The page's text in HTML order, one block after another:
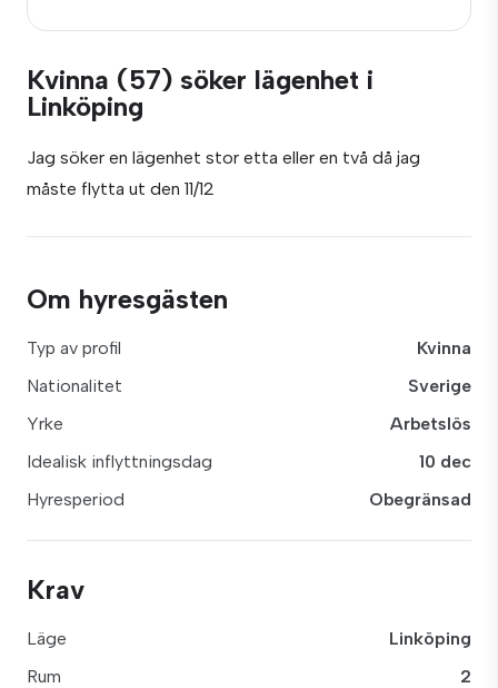
Kvinna (57) söker lägenhet i
Linköping
Jag söker en lägenhet stor etta eller en två då jag
måste flytta ut den 11/12
Om hyresgästen
Typ av profil
Kvinna
Nationalitet
Sverige
Yrke
Arbetslös
Idealisk inflyttningsdag
10 dec
Hyresperiod
Obegränsad
Krav
Läge
Linköping
Rum
2